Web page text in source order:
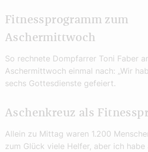
Fitnessprogramm zum
Aschermittwoch
So rechnete Dompfarrer Toni Faber
Aschermittwoch einmal nach: „Wir
sechs Gottesdienste gefeiert.
Aschenkreuz als
Allein zu Mittag waren 1.200
zum Glück viele Helfer, aber ich habe